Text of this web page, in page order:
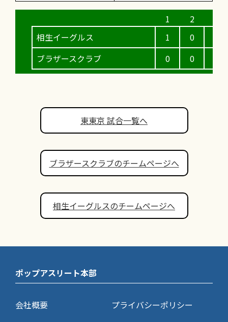
相生イーグルス
ブラザースクラブ
1
0
0
0
東東京 試合一覧へ
ブラザースクラブのチームページへ
相生イーグルスのチームページへ
ポップアスリート本部
会社概要
プライバシーポリシー